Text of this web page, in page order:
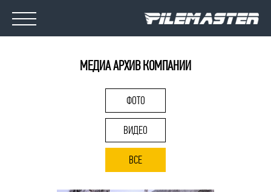
МЕДИА АРХИВ КОМПАНИИ
ФОТО
ВИДЕО
ВСЕ